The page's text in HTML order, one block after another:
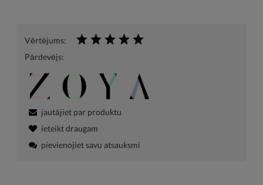
Vērtējums:
Pārdevējs:
jautājiet par produktu
ieteikt draugam
pievienojiet savu atsauksmi